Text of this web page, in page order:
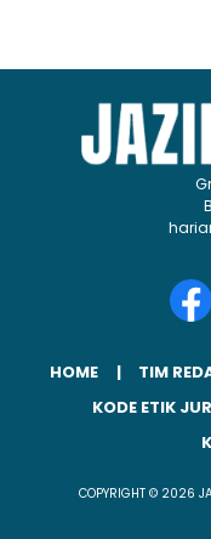
HOME TIM
KODE ETIK
COPYRIGHT © 2026